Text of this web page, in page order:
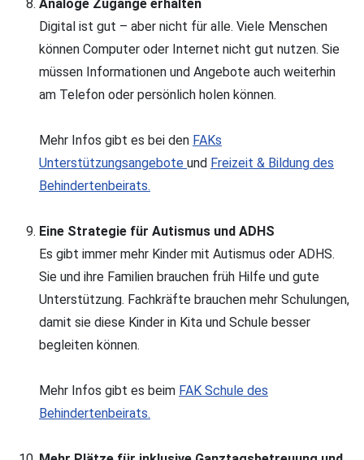
Analoge Zugänge erhalten
Digital ist gut – aber nicht für alle. Viele Menschen
können Computer oder Internet nicht gut nutzen. Sie
müssen Informationen und Angebote auch weiterhin
am Telefon oder persönlich holen können.
Mehr Infos gibt es bei den FAKs
Unterstützungsangebote und Freizeit & Bildung des
Behindertenbeirats.
Eine Strategie für Autismus und ADHS
Es gibt immer mehr Kinder mit Autismus oder ADHS.
Sie und ihre Familien brauchen früh Hilfe und gute
Unterstützung. Fachkräfte brauchen mehr Schulungen,
damit sie diese Kinder in Kita und Schule besser
begleiten können.
Mehr Infos gibt es beim FAK Schule des
Behindertenbeirats.